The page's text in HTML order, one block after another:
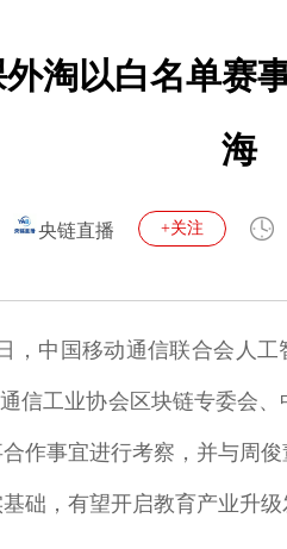
淘以白名单赛
海
央链直播 +关注
，中国移动通信联合会人
信工业协会区块链专委会
作事宜进行考察，并与周
础，有望开启教育产业升级